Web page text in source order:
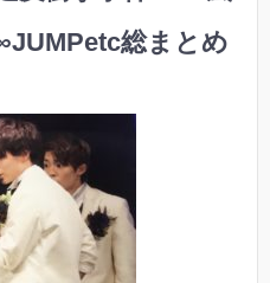
総まとめ